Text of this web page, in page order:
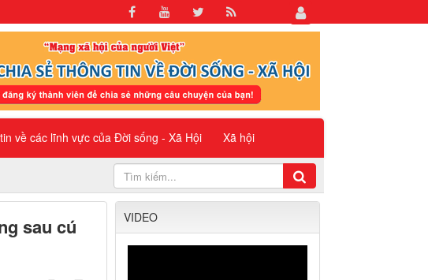
về các lĩnh vực của Đời sống - Xã Hội Xã hội
sau cú
VIDEO